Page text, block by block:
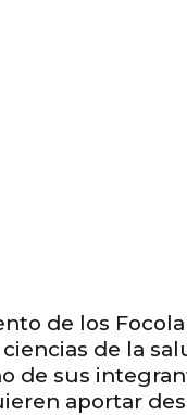
de los
de la
de sus
aportar